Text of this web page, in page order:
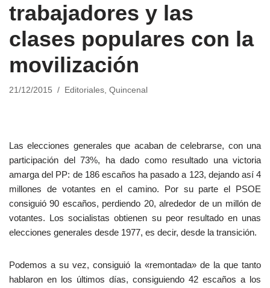
trabajadores y las
clases populares con la
movilización
21/12/2015 Editoriales, Quincenal
Las elecciones generales que acaban de celebrarse, con una
participación del 73%, ha dado como resultado una victoria
amarga del PP: de 186 escaños ha pasado a 123, dejando así 4
millones de votantes en el camino. Por su parte el PSOE
consiguió 90 escaños, perdiendo 20, alrededor de un millón de
votantes. Los socialistas obtienen su peor resultado en unas
elecciones generales desde 1977, es decir, desde la transición.
Podemos a su vez, consiguió la «remontada» de la que tanto
hablaron en los últimos días, consiguiendo 42 escaños a los